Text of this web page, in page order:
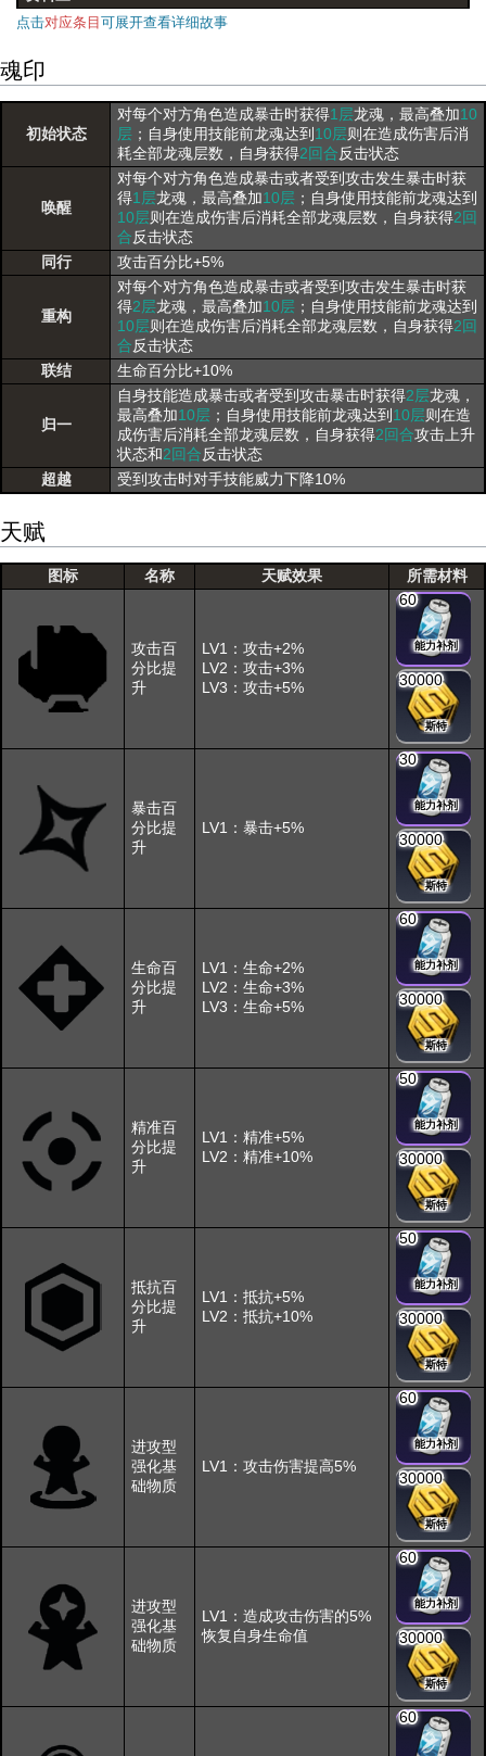
点击对应条目 可展开查看详细故事
魂印
初始状态
对每个对方角色造成暴击时获得1层龙魂，最高叠加10
层；自身使用技能前龙魂达到 10层则在造成伤害后消
耗全部龙魂层数，自身获得2回合反击状态
唤醒
对每个对方角色造成暴击或者受到攻击发生暴击时获
得1层龙魂，最高叠加10层；自身使用技能前龙魂达到
10层则在造成伤害后消耗全部龙魂层数，自身获得2回
合反击状态
同行
攻击百分比+5%
重构
对每个对方角色造成暴击或者受到攻击发生暴击时获
得2层龙魂，最高叠加10层；自身使用技能前龙魂达到
10层则在造成伤害后消耗全部龙魂层数，自身获得2回
合反击状态
联结
生命百分比+10%
归一
自身技能造成暴击或者受到攻击暴击时获得2层龙魂，
最高叠加10层；自身使用技能前龙魂达到 10层则在造
成伤害后消耗全部龙魂层数，自身获得2回合攻击上升
状态和2回合反击状态
超越
受到攻击时对手技能威力下降10%
天赋
图标 名称 天赋效果 所需材料
攻击百
分比提
升
LV1：攻击+2%
LV2：攻击+3%
LV3：攻击+5%
60
能力补剂
30000
斯特
暴击百
分比提
升
LV1：暴击+5%
30
能力补剂
30000
斯特
生命百
分比提
升
LV1：生命+2%
LV2：生命+3%
LV3：生命+5%
60
能力补剂
30000
斯特
精准百
分比提
升
LV1：精准+5%
LV2：精准+10%
50
能力补剂
30000
斯特
抵抗百
分比提
升
LV1：抵抗+5%
LV2：抵抗+10%
50
能力补剂
30000
斯特
进攻型
强化基
础物质
LV1：攻击伤害提高5%
60
能力补剂
30000
斯特
进攻型
强化基
础物质
LV1：造成攻击伤害的5%
恢复自身生命值
60
能力补剂
30000
斯特
60